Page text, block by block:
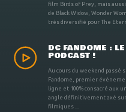
film Birds of Prey, mais
de Black Widow, Wonder
très diversifié pour The
DC FANDOME :
PODCAST !
Au cours du weekend passé
Fandome, premier
ligne et 100% consacré aux
angle définitivement axé
filmiques ...